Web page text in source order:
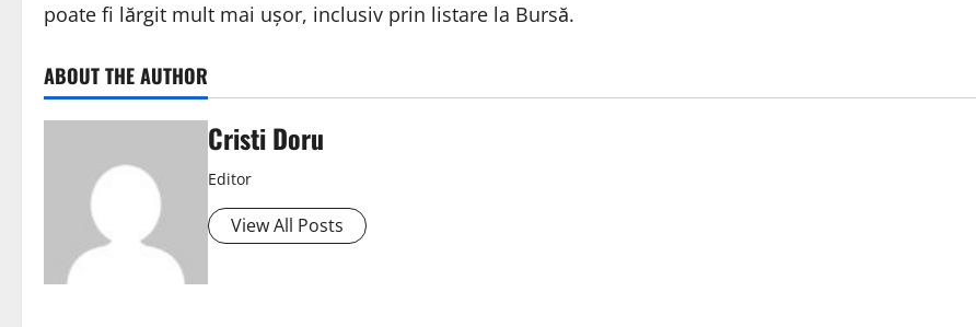
poate fi lărgit mult mai ușor, inclusiv prin listare la Bursă.
ABOUT THE AUTHOR
Cristi Doru
Editor
View All Posts